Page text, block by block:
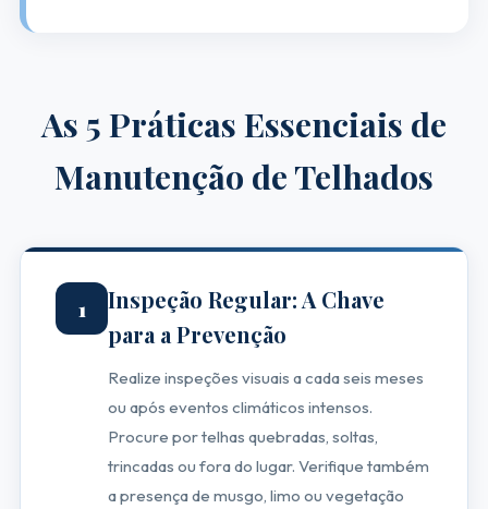
As 5 Práticas Essenciais de
Manutenção de Telhados
1
Inspeção Regular: A Chave
para a Prevenção
Realize inspeções visuais a cada seis meses
ou após eventos climáticos intensos.
Procure por telhas quebradas, soltas,
trincadas ou fora do lugar. Verifique também
a presença de musgo, limo ou vegetação